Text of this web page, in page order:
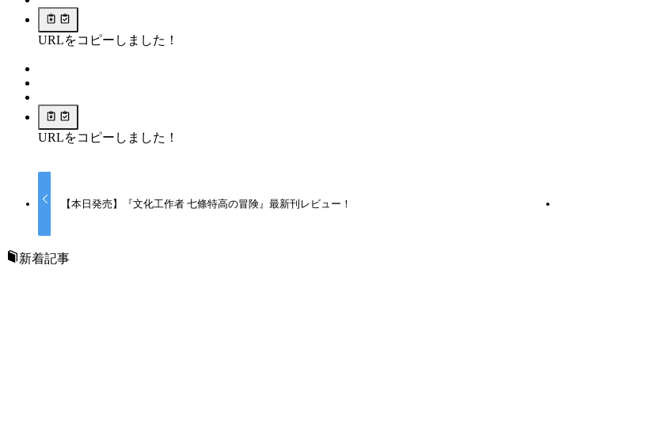
URLをコピーしました！
URLをコピーしました！
【本日発売】『文化工作者 七條特高の冒険』最新刊レビュー！
新着記事